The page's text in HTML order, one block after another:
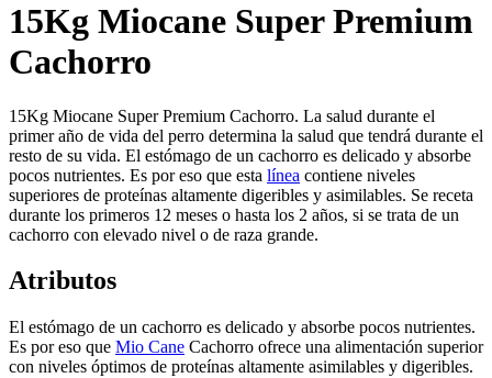
15Kg Miocane Super Premium
Cachorro
15Kg Miocane Super Premium Cachorro. La salud durante el
primer año de vida del perro determina la salud que tendrá durante el
resto de su vida. El estómago de un cachorro es delicado y absorbe
pocos nutrientes. Es por eso que esta línea contiene niveles
superiores de proteínas altamente digeribles y asimilables. Se receta
durante los primeros 12 meses o hasta los 2 años, si se trata de un
cachorro con elevado nivel o de raza grande.
Atributos
El estómago de un cachorro es delicado y absorbe pocos nutrientes.
Es por eso que Mio Cane Cachorro ofrece una alimentación superior
con niveles óptimos de proteínas altamente asimilables y digeribles.